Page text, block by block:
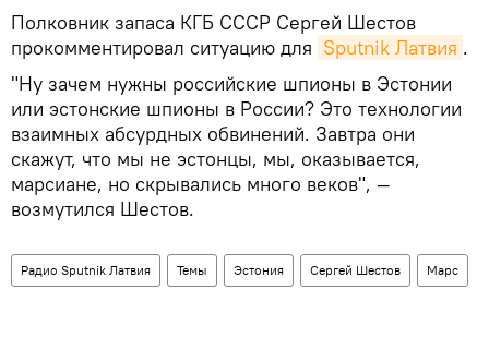
Полковник запаса КГБ СССР Сергей Шестов
прокомментировал ситуацию для Sputnik Латвия .
"Ну зачем нужны российские шпионы в Эстонии
или эстонские шпионы в России? Это технологии
взаимных абсурдных обвинений. Завтра они
скажут, что мы не эстонцы, мы, оказывается,
марсиане, но скрывались много веков", —
возмутился Шестов.
Радио Sputnik Латвия Темы Эстония Сергей Шестов Марс